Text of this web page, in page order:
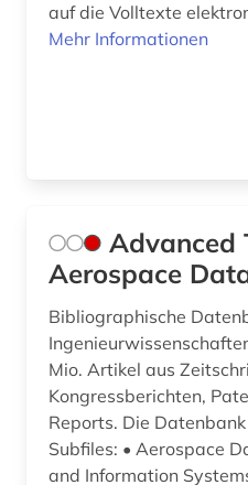
eigentum (1)
ejournals (1)
auf die Volltexte
Mehr Informationen
Advanced
Aerospace
Bibliographische
Mio. Artikel aus
Kongressberichten,
Reports. Die
Subfiles: • Aerospace Database
and Information